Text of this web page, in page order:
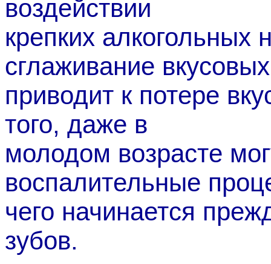
воздействии
крепких алкогольных
сглаживание
приводит к потере
того, даже в
молодом возрасте
воспалительные
чего начинается
зубов.